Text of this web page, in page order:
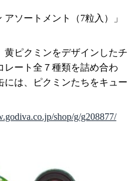
ソートメント（7粒入）」
ピクミンをデザインしたチ
レート全７種類を詰め合わ
は、ピクミンたちをキュー
shop/g/g208877/